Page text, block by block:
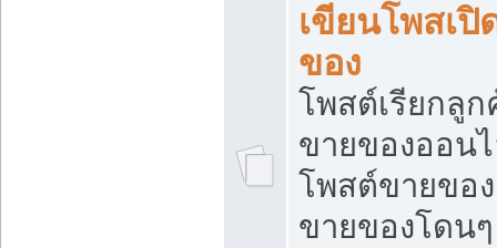
เขียนโพสเปิ
ของ
โพสต์เรียกลู
ขายของออน
โพสต์ขายขอ
ขายของโดน